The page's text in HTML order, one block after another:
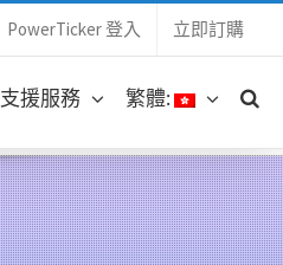
PowerTicker 登入 立即訂購
支援服務 繁體: